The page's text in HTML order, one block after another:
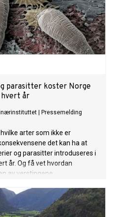
parasitter koster Norge
år
Pressemelding
arter som ikke er
det kan ha at
og parasitter introduseres i
år. Og få vet hvordan
av verstingene.